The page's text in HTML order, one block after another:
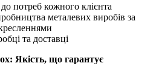
потреб кожного клієнта
металевих виробів за
та доставці
Якість, що гарантує